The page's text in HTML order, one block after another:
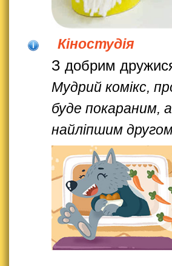
Кіностудія
З добрим
Мудрий комікс,
буде покараним,
найліпшим